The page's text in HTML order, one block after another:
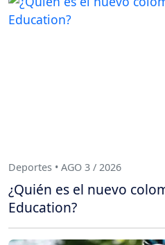
Deportes • AGO 3 / 2026
¿Quién es el nuevo
Education?